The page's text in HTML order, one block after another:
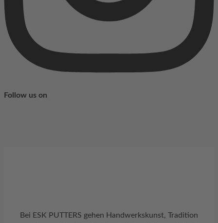
Follow us on
Bei ESK PUTTERS gehen Handwerkskunst, Tradition